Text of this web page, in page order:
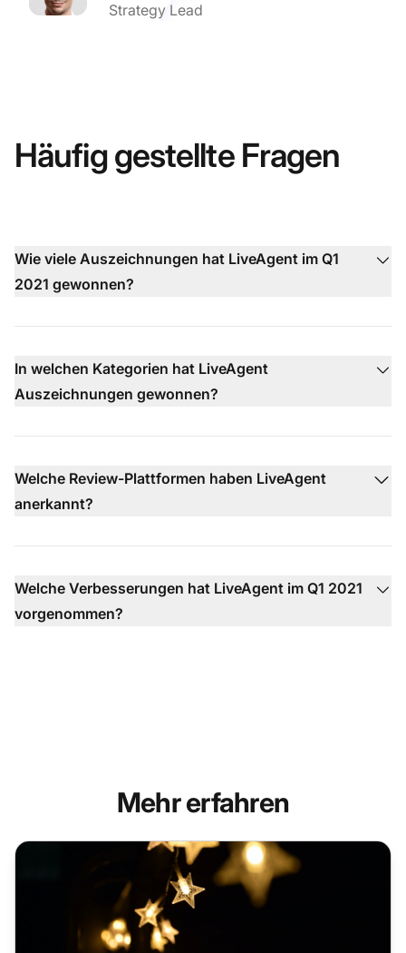
Strategy Lead
Häufig gestellte Fragen
Wie viele Auszeichnungen hat LiveAgent im Q1
2021 gewonnen?
In welchen Kategorien hat LiveAgent
Auszeichnungen gewonnen?
Welche Review-Plattformen haben LiveAgent
anerkannt?
Welche Verbesserungen hat LiveAgent im Q1 2021
vorgenommen?
Mehr erfahren
LiveAgent führt die Charts erneut als Marktführer im